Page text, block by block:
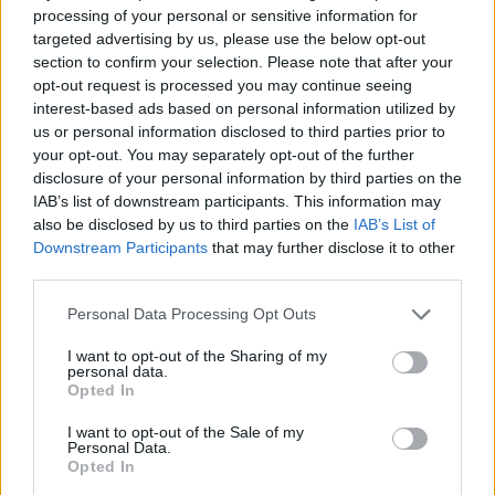
processing of your personal or sensitive information for
targeted advertising by us, please use the below opt-out
section to confirm your selection. Please note that after your
opt-out request is processed you may continue seeing
interest-based ads based on personal information utilized by
us or personal information disclosed to third parties prior to
your opt-out. You may separately opt-out of the further
disclosure of your personal information by third parties on the
IAB’s list of downstream participants. This information may
also be disclosed by us to third parties on the IAB’s List of
Downstream Participants that may further disclose it to other
Personal Data Processing Opt Outs
I want to opt-out of the Sharing of my
personal data.
Opted In
I want to opt-out of the Sale of my
Personal Data.
Opted In
Resumen de datos de la ruta entre
Palma+de+mallorca+islas+baleares y
Paiporta+valencia
Tipo de
combustible
Precio
por litro
Gasto
Gasto
Gasto
Gasolina 95
0,00€ 17l. -
0,00€
0,00€
35l.- 0,00€
Gasolina 98